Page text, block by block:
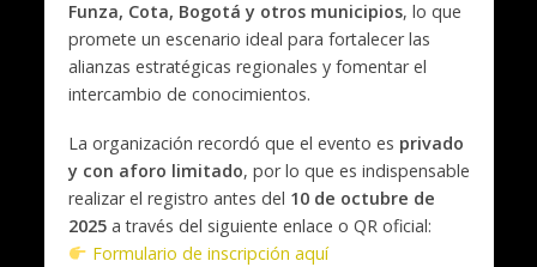
Funza, Cota, Bogotá y otros municipios, lo que
promete un escenario ideal para fortalecer las
alianzas estratégicas regionales y fomentar el
intercambio de conocimientos.
La organización recordó que el evento es privado
y con aforo limitado, por lo que es indispensable
realizar el registro antes del 10 de octubre de
2025a través del siguiente enlace o QR oficial:
Formulario de inscripción aquí